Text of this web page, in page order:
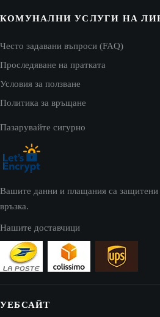
КОМУНАЛНИ УСЛУГИ НА
Често задавани въпроси (FAQ)
Проследяване на пратката
Условия за ползване
Политика за връщане
Пазарувайте сигурно
Вашите данни и плащания са защитени
връзка.
Нашите доставчици
УЕБСАЙТ